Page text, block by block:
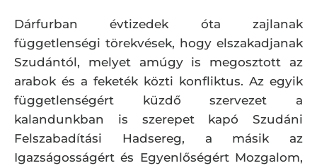
Dárfurban évtizedek óta zajlanak
függetlenségi törekvések, hogy elszakadjanak
Szudántól, melyet amúgy is megosztott az
arabok és a feketék közti konfliktus. Az egyik
függetlenségért küzdő szervezet a
kalandunkban is szerepet kapó Szudáni
Felszabadítási Hadsereg, a másik az
Igazságosságért és Egyenlőségért Mozgalom,